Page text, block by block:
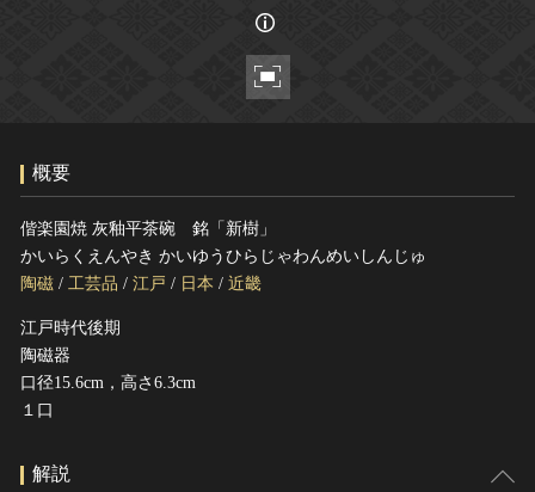
このサイトについて
サイトのご意見はこちら
文化遺産データベース
画像の利用条件等に関しては、登録館へお問い合わせください。
概要
偕楽園焼 灰釉平茶碗 銘「新樹」
かいらくえんやき かいゆうひらじゃわんめいしんじゅ
陶磁 / 工芸品 / 江戸 / 日本 / 近畿
江戸時代後期
陶磁器
口径15.6cm，高さ6.3cm
１口
解説